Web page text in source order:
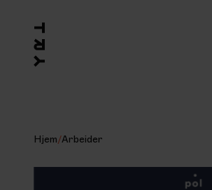
Hjem/Arbeider